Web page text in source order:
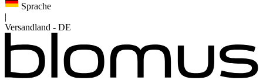
Sprache
|
Versandland - DE